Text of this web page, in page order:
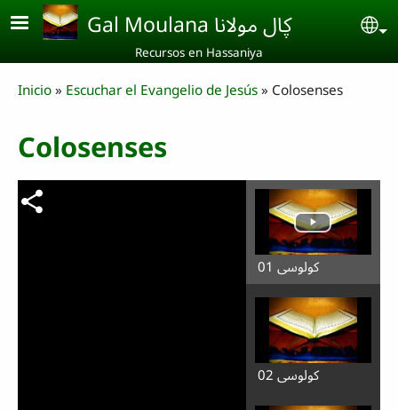
Skip to main content Gal Moulana ڮال مولانا
Recursos en Hassaniya
Breadcrumb
Inicio Escuchar el Evangelio de Jesús Colosenses
Colosenses
كولوسي 01
كولوسي 02